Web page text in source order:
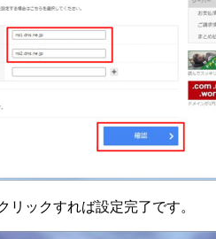
リックすれば設定完了です。